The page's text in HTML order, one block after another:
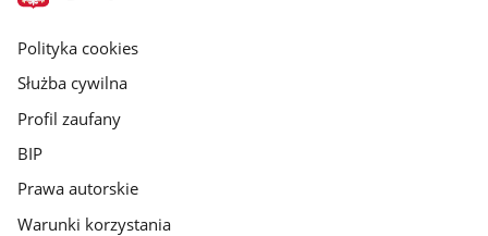
gov.pl
Polityka cookies
Służba cywilna
Profil zaufany
BIP
Prawa autorskie
Warunki korzystania